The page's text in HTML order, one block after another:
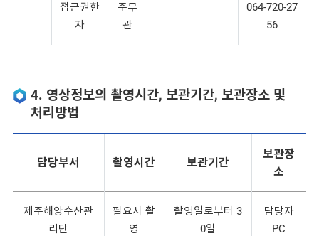
접근권한
자
주무
관
064-720-27
56
4. 영상정보의 촬영시간, 보관기간, 보관장소 및
처리방법
담당부서 촬영시간 보관기간
보관장
소
제주해양수산관
리단
필요시 촬
영
촬영일로부터 3
0일
담당자
PC